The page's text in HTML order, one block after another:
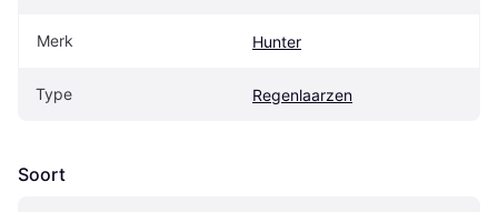
Merk Hunter
Type Regenlaarzen
Soort